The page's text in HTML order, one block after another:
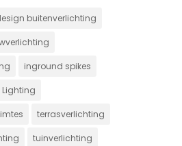
buitenverlichting
inground spikes
Lighting
terrasverlichting
tuinverlichting